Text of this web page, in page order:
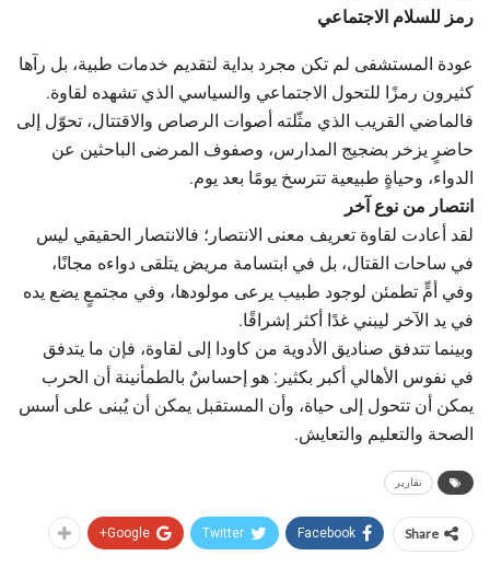
رمز للسلام الاجتماعي
عودة المستشفى لم تكن مجرد بداية لتقديم خدمات طبية، بل رآها
كثيرون رمزًا للتحول الاجتماعي والسياسي الذي تشهده لقاوة.
فالماضي القريب الذي مثّلته أصوات الرصاص والاقتتال، تحوّل إلى
حاضرٍ يزخر بضجيج المدارس، وصفوف المرضى الباحثين عن
الدواء، وحياةٍ طبيعية تترسخ يومًا بعد يوم.
انتصار من نوع آخر
لقد أعادت لقاوة تعريف معنى الانتصار؛ فالانتصار الحقيقي ليس
في ساحات القتال، بل في ابتسامة مريض يتلقى دواءه مجانًا،
وفي أمٍّ تطمئن لوجود طبيب يرعى مولودها، وفي مجتمعٍ يضع يده
في يد الآخر ليبني غدًا أكثر إشراقًا.
وبينما تتدفق صناديق الأدوية من كاودا إلى لقاوة، فإن ما يتدفق
في نفوس الأهالي أكبر بكثير: هو إحساسٌ بالطمأنينة أن الحرب
يمكن أن تتحول إلى حياة، وأن المستقبل يمكن أن يُبنى على أسس
الصحة والتعليم والتعايش.
تقارير
Share
Facebook
Twitter
Google+